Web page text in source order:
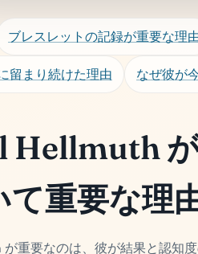
ブレスレットの記録が重要な理
留まり続けた理由 なぜ彼が
Hellmuth
て重要な理
重要なのは、彼が結果と認知